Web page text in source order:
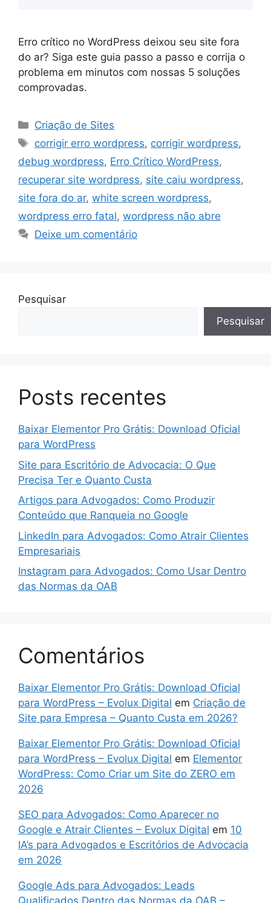
Erro crítico no WordPress deixou seu site fora
do ar? Siga este guia passo a passo e corrija o
problema em minutos com nossas 5 soluções
comprovadas.
Categorias
Criação de Sites
Tags
corrigir erro wordpress, corrigir wordpress,
debug wordpress, Erro Crítico WordPress,
recuperar site wordpress, site caiu wordpress,
site fora do ar, white screen wordpress,
wordpress erro fatal, wordpress não abre
Deixe um comentário
Pesquisar
Pesquisar
Posts recentes
Baixar Elementor Pro Grátis: Download Oficial
para WordPress
Site para Escritório de Advocacia: O Que
Precisa Ter e Quanto Custa
Artigos para Advogados: Como Produzir
Conteúdo que Ranqueia no Google
LinkedIn para Advogados: Como Atrair Clientes
Empresariais
Instagram para Advogados: Como Usar Dentro
das Normas da OAB
Comentários
Baixar Elementor Pro Grátis: Download Oficial
para WordPress – Evolux Digital em Criação de
Site para Empresa – Quanto Custa em 2026?
Baixar Elementor Pro Grátis: Download Oficial
para WordPress – Evolux Digital em Elementor
WordPress: Como Criar um Site do ZERO em
2026
SEO para Advogados: Como Aparecer no
Google e Atrair Clientes – Evolux Digital em 10
IA’s para Advogados e Escritórios de Advocacia
em 2026
Google Ads para Advogados: Leads